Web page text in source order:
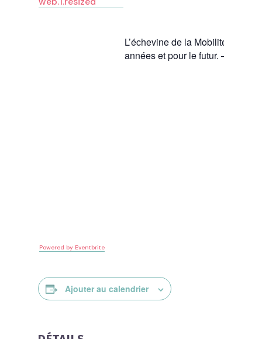
L’échevine de la Mobilité de
années et pour le futur. –
Powered by Eventbrite
Ajouter au calendrier